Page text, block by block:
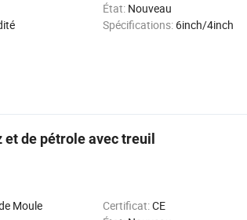
État: Nouveau
Spécifications: 6inch/4inch
de pétrole avec treuil
Moule Certificat:CE